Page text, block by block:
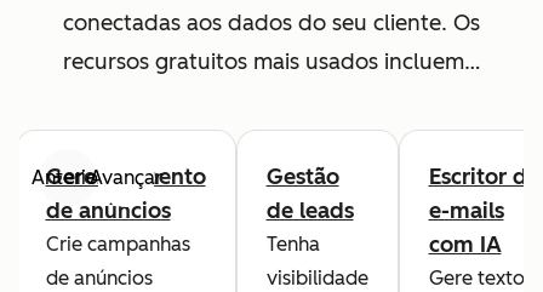
conectadas aos dados do seu cliente. Os
recursos gratuitos mais usados incluem…
AnteriorAvançar
Gerenciamento
de anúncios
Crie campanhas
de anúncios
Gestão
de leads
Tenha
visibilidade
Escritor de
e-mails
com IA
Gere textos